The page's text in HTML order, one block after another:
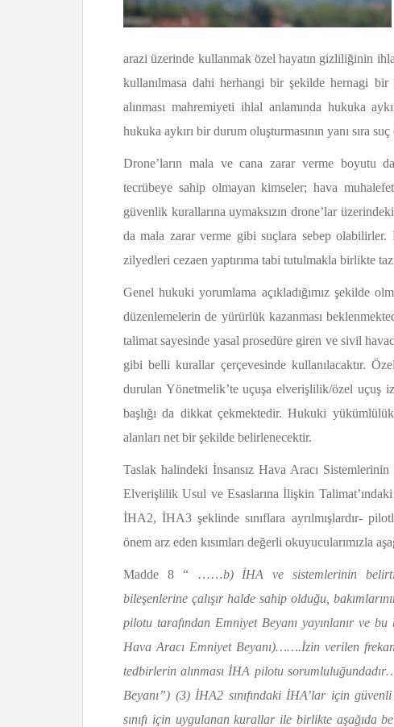
arazi üzerinde kullanmak özel hayatın gizliliğinin
kullanılmasa dahi herhangi bir şekilde hernagi bir
alınması mahremiyeti ihlal anlamında hukuka
hukuka aykırı bir durum oluşturmasının yanı sıra
Drone’ların mala ve cana zarar verme boyutu
tecrübeye sahip olmayan kimseler; hava
güvenlik kurallarına uymaksızın drone’lar
da mala zarar verme gibi suçlara sebep
zilyedleri cezaen yaptırıma tabi tutulmakla birlikte
Genel hukuki yorumlama açıkladığımız şekilde
düzenlemelerin de yürürlük kazanması
talimat sayesinde yasal prosedüre giren ve sivil
gibi belli kurallar çerçevesinde kullanılacaktır.
durulan Yönetmelik’te uçuşa elverişlilik/özel uçuş
başlığı da dikkat çekmektedir. Hukuki
alanları net bir şekilde belirlenecektir.
Taslak halindeki İnsansız Hava Aracı
Elverişlilik Usul ve Esaslarına İlişkin
İHA2, İHA3 şeklinde sınıflara ayrılmışlardır-
önem arz eden kısımları değerli okuyucularımızla
Madde 8 “ ……b) İHA ve sistemlerinin
bileşenlerine çalışır halde sahip olduğu,
pilotu tarafından Emniyet Beyanı yayınlanır ve
Hava Aracı Emniyet Beyanı)…….İzin verilen
tedbirlerin alınması İHA pilotu
Beyanı”) (3) İHA2 sınıfındaki İHA’lar için
sınıfı için uygulanan kurallar ile birlikte aşağıda